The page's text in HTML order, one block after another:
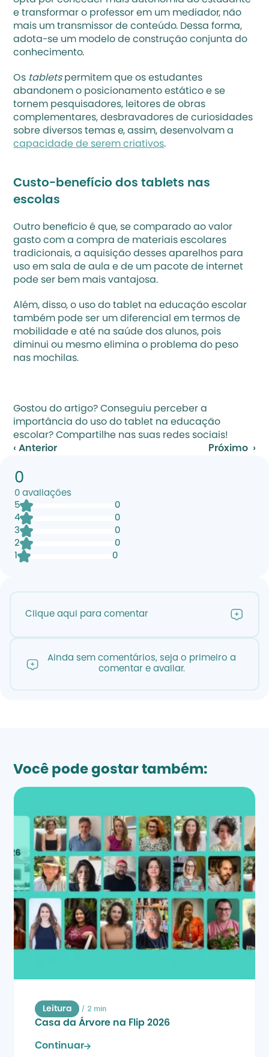
e transformar o professor em um mediador, não
mais um transmissor de conteúdo. Dessa forma,
adota-se um modelo de construção conjunta do
conhecimento.
Os tablets permitem que os estudantes
abandonem o posicionamento estático e se
tornem pesquisadores, leitores de obras
complementares, desbravadores de curiosidades
capacidade de serem criativos.
Custo-benefício dos tablets nas
escolas
Outro beneficio é que, se comparado ao valor
gasto com a compra de materiais escolares
tradicionais, a aquisição desses aparelhos para
uso em sala de aula e de um pacote de internet
pode ser bem mais vantajosa.
Além, disso, o uso do tablet na educação escolar
também pode ser um diferencial em termos de
mobilidade e até na saúde dos alunos, pois
diminui ou mesmo elimina o problema do peso
nas mochilas.
Gostou do artigo? Conseguiu perceber a
importância do uso do tablet na educação
escolar? Compartilhe nas suas redes sociais!
‹ Anterior
Próximo  ›
0
0 avaliações
5
0
4
0
3
0
2
0
1
0
Clique aqui para comentar
Ainda sem comentários, seja o primeiro a
comentar e avaliar.
Você pode gostar também:
Leitura / 2 min
Casa da Árvore na Flip 2026
Continuar